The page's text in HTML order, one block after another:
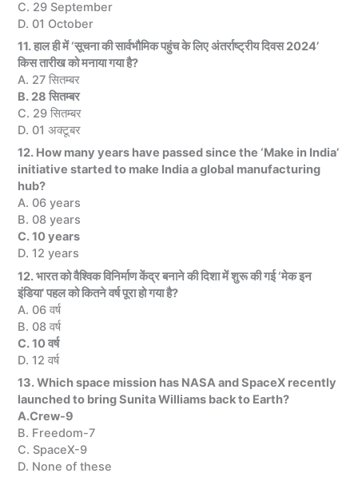
C. 29 September
D. 01 October
11. हाल ही में ‘सूचना की सार्वभौमिक पहुंच के लिए अंतर्राष्ट्रीय दिवस 2024’
किस तारीख को मनाया गया है?
A. 27 सितम्बर
B. 28 सितम्बर
C. 29 सितम्बर
D. 01 अक्टूबर
12. How many years have passed since the ‘Make in India’
initiative started to make India a global manufacturing
hub?
A. 06 years
B. 08 years
C. 10 years
D. 12 years
12. भारत को वैश्विक विनिर्माण केंद्र बनाने की दिशा में शुरू की गई ‘मेक इन
इंडिया’ पहल को कितने वर्ष पूरा हो गया है?
A. 06 वर्ष
B. 08 वर्ष
C. 10 वर्ष
D. 12 वर्ष
13. Which space mission has NASA and SpaceX recently
launched to bring Sunita Williams back to Earth?
A.Crew-9
B. Freedom-7
C. SpaceX-9
D. None of these